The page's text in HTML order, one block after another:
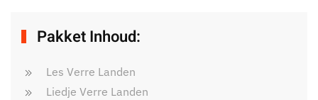
Pakket Inhoud:
Les Verre Landen
Liedje Verre Landen